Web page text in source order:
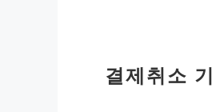
결제취소